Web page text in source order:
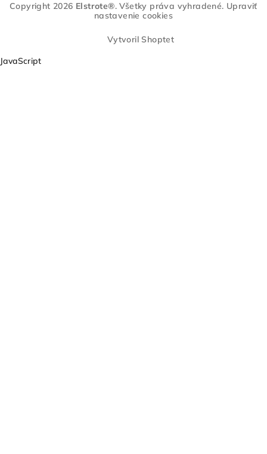
e
Copyright 2026 Elstrote®. Všetky práva vyhradené. Upraviť
nastavenie cookies
Vytvoril Shoptet
JavaScript